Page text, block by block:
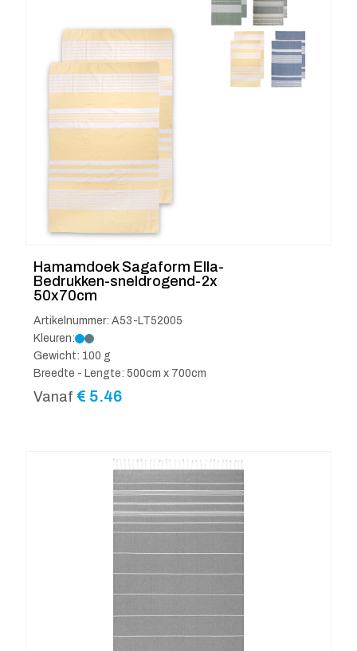
Hamamdoek Sagaform Ella-
Bedrukken-sneldrogend-2x
50x70cm
Artikelnummer: A53-LT52005
Kleuren:
Gewicht: 100 g
Breedte - Lengte: 500cm x 700cm
Vanaf € 5.46